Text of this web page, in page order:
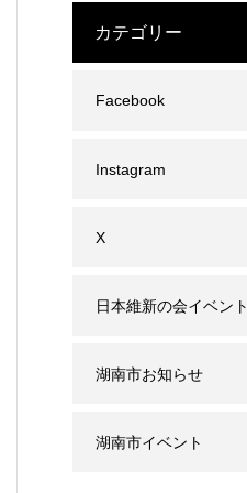
カテゴリー
Facebook
Instagram
X
日本維新の会イベント
湖南市お知らせ
湖南市イベント